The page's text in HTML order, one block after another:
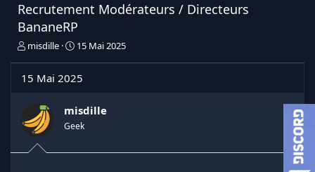
Recrutement Modérateurs / Directeurs
BananeRP
I
t
a
t
e
u
misdille
D
e
e
d
é
15 Mai 2025
15 Mai 2025
misdille
Geek